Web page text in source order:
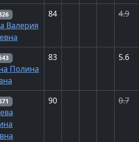
Валерия
84 4.9
Полина
83 5.6
90 0.7